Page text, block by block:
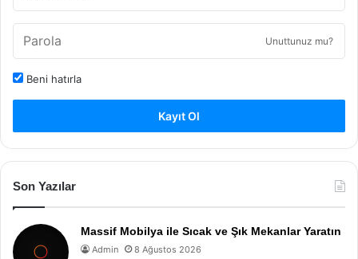
Unuttunuz mu?
Beni hatırla
Kayıt Ol
Son Yazılar
Massif Mobilya ile Sıcak ve Şık Mekanlar Yaratın
Admin 8 Ağustos 2026